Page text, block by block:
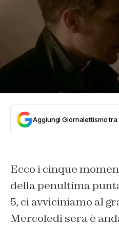
Aggiungi Giornalettismo
Ecco i cinque
della penultima
5, ci avviciniamo al
Mercoledi sera è